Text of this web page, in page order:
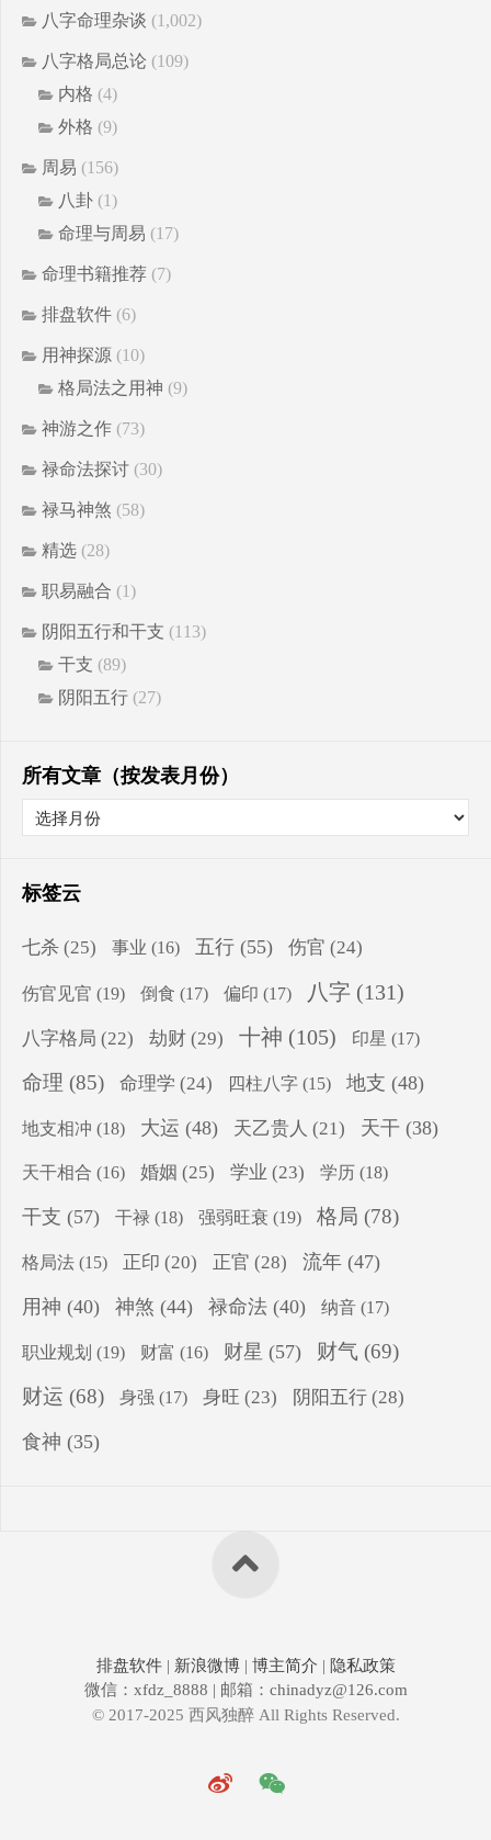
八字命理杂谈 (1,002)
八字格局总论 (109)
内格 (4)
外格 (9)
周易 (156)
八卦 (1)
命理与周易 (17)
命理书籍推荐 (7)
排盘软件 (6)
用神探源 (10)
格局法之用神 (9)
神游之作 (73)
禄命法探讨 (30)
禄马神煞 (58)
精选 (28)
职易融合 (1)
阴阳五行和干支 (113)
干支 (89)
阴阳五行 (27)
所有文章（按发表月份）
标签云
七杀 (25) 事业 (16) 五行 (55) 伤官 (24)
伤官见官 (19) 倒食 (17) 偏印 (17) 八字 (131)
八字格局 (22) 劫财 (29) 十神 (105) 印星 (17)
命理 (85) 命理学 (24) 四柱八字 (15) 地支 (48)
地支相冲 (18) 大运 (48) 天乙贵人 (21) 天干 (38)
天干相合 (16) 婚姻 (25) 学业 (23) 学历 (18)
干支 (57) 干禄 (18) 强弱旺衰 (19) 格局 (78)
格局法 (15) 正印 (20) 正官 (28) 流年 (47)
用神 (40) 神煞 (44) 禄命法 (40) 纳音 (17)
职业规划 (19) 财富 (16) 财星 (57) 财气 (69)
财运 (68) 身强 (17) 身旺 (23) 阴阳五行 (28)
食神 (35)
排盘软件 | 新浪微博 | 博主简介 | 隐私政策
微信：xfdz_8888 | 邮箱：chinadyz@126.com
© 2017-2025 西风独醉 All Rights Reserved.